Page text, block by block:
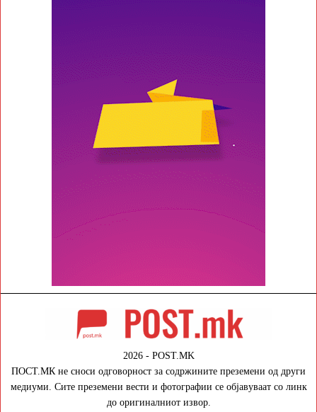
2026 - POST.MK
ПОСТ.МК не сноси одговорност за содржините преземени од други
медиуми. Сите преземени вести и фотографии се објавуваат со линк
до оригиналниот извор.